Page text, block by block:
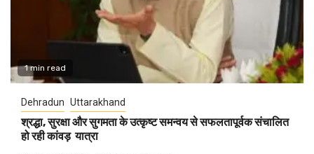
1 min read
Dehradun Uttarakhand
श्रद्धा, सुरक्षा और सुगमता के उत्कृष्ट समन्वय से सफलतापूर्वक संचालित
हो रही कांवड़ यात्रा